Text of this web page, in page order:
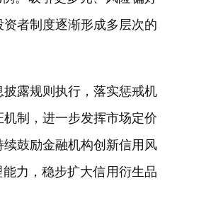
者制度逐渐形成多层次的
露规则执行，落实惩戒机
制，进一步发挥市场定价
鼓励金融机构创新信用风
力，稳步扩大信用衍生品